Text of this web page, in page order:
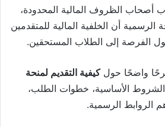
أصحاب الظروف المالية المحدودة،
أن الخلفية المالية للمتقدمين
الفرصة إلى الطلاب المستحقين.
واضحًا حولكيفية التقديم لمنحة
الأساسية، خطوات الطلب،
الروابط الرسمية.